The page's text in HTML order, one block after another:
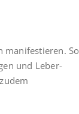
manifestieren. So
und Leber-